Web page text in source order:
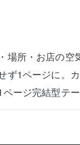
場所・お店の空
ず1ページに。
ージ完結型テ